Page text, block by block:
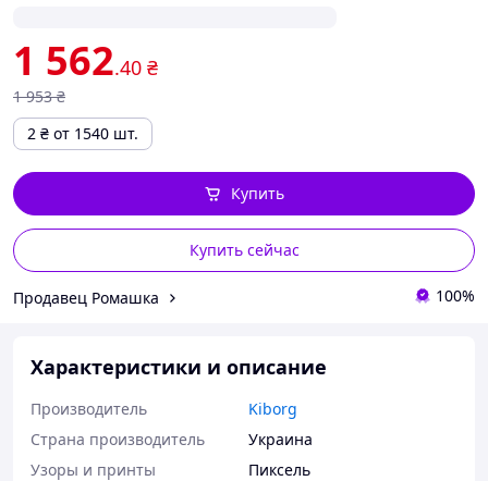
1 562.40 ₴
1 953 ₴
2 ₴ от 1540 шт.
Купить сейчас
Купить
Продавец Ромашка 100%
Характеристики и описание
Производитель
Kiborg
Страна производитель
Украина
Узоры и принты
Пиксель